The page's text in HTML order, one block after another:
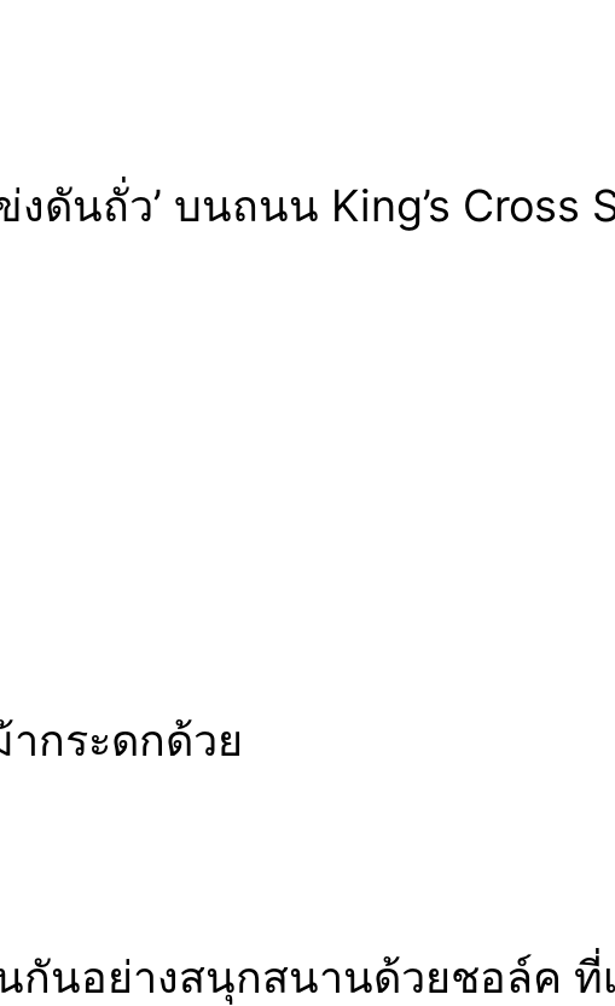
งดันถั่ว’ บนถนน King’s
กระดกด้วย
กันอย่างสนุกสนานด้วยชอล์ค ที่